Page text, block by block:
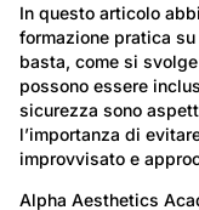
In questo articolo
formazione pratica
basta, come si
possono essere
sicurezza sono
l’importanza di
improvvisato e
Alpha Aesthetics